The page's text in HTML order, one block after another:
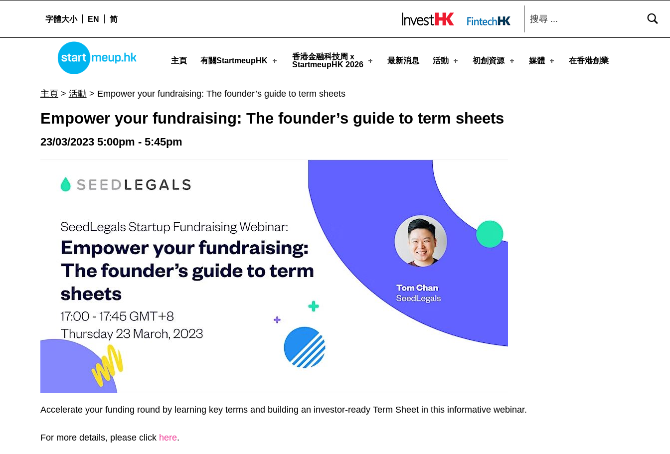
Empower your fundraising: The founder’s guide to term sheets - StartmeupHK
STARTMEUPHK
主頁 有關StartmeupHK
香港金融科技周 x
StartmeupHK 2026
最新消息 活動 初創資源 媒體 在香港創業
字體大小 EN 简
搜尋：
主頁> 活動 > Empower your fundraising: The founder’s guide to term sheets
Empower your fundraising: The founder’s guide to term sheets
23/03/2023 5:00pm - 5:45pm
Accelerate your funding round by learning key terms and building an investor-ready Term Sheet in this informative webinar.
For more details, please clickhere.